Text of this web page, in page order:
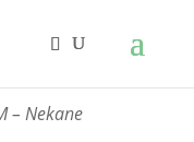
– Nekane